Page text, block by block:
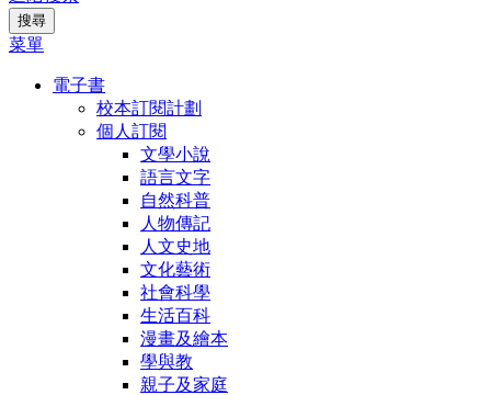
搜尋
菜單
電子書
校本訂閱計劃
個人訂閱
文學小說
語言文字
自然科普
人物傳記
人文史地
文化藝術
社會科學
生活百科
漫畫及繪本
學與教
親子及家庭